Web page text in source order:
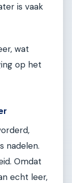
is vaak
wat
op het
nadelen.
Omdat
echt leer,